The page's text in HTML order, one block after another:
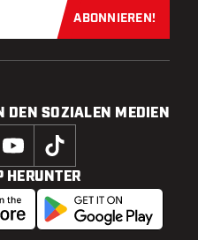
Jetzt für
ABONNIEREN!
DEN SOZIALEN MEDIEN
HERUNTER